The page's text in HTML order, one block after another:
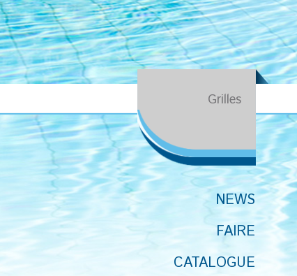
Grilles
NEWS
FAIRE
CATALOGUE